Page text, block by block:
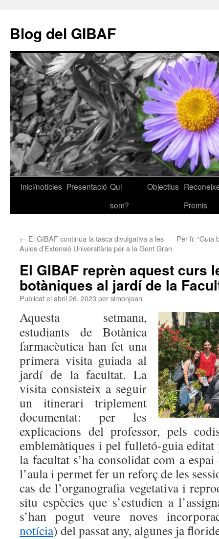
contingut
Blog del GIBAF
Inici/notícies Presentació Qui
som?
Objectius
Premis
← El GIBAF continua la tasca divulgativa a les
Aules d’Extensió Universitària per a la Gent Gran
Per fi: “Guia
El GIBAF reprèn aquest curs
botàniques al jardí de la
Publicat el abril 26, 2023 persimonjoan
Aquesta setmana,
estudiants de Botànica
farmacèutica han fet una
primera visita guiada al
jardí de la facultat. La
visita consisteix a seguir
un itinerari triplement
documentat: per les
explicacions del professor, pels
emblemàtiques i pel fulletó-guia
la facultat s’ha consolidat com a espai
l’aula i permet fer un reforç de les
cas de l’organografia vegetativa i
situ espècies que s’estudien a
s’han pogut veure noves
notícia) del passat any, algunes ja